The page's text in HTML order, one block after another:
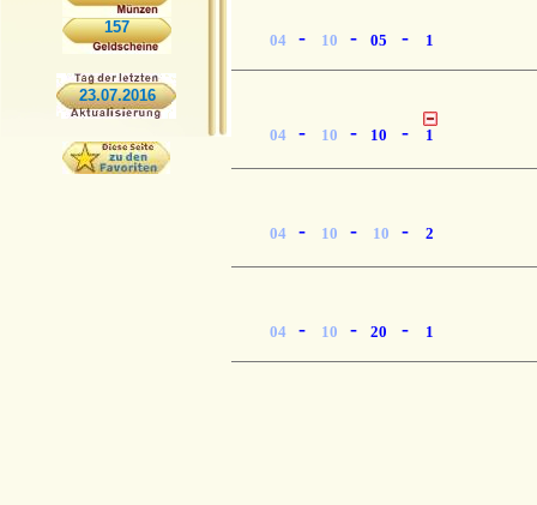
157
23.07.2016
04 - 10 - 05 - 1
04 - 10 - 10 - 1
04 - 10 - 10 - 2
04 - 10 - 20 - 1